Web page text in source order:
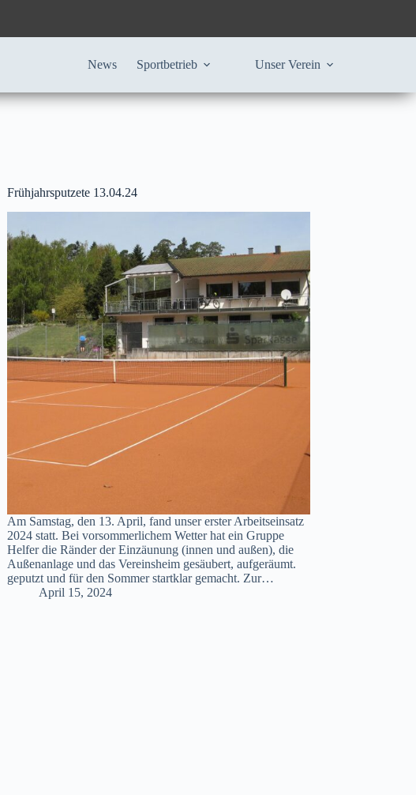
News Sportbetrieb Unser Verein
Frühjahrsputzete 13.04.24
Am Samstag, den 13. April, fand unser erster Arbeitseinsatz
2024 statt. Bei vorsommerlichem Wetter hat ein Gruppe
Helfer die Ränder der Einzäunung (innen und außen), die
Außenanlage und das Vereinsheim gesäubert, aufgeräumt.
geputzt und für den Sommer startklar gemacht. Zur…
April 15, 2024